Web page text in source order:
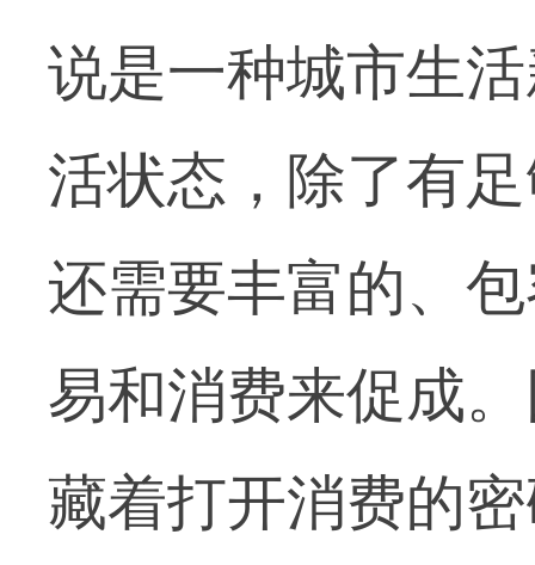
说是一种城市生
活状态，除了有
还需要丰富的、
易和消费来促成
藏着打开消费的